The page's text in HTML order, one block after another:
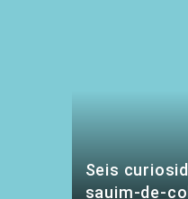
Seis
sauim-de-